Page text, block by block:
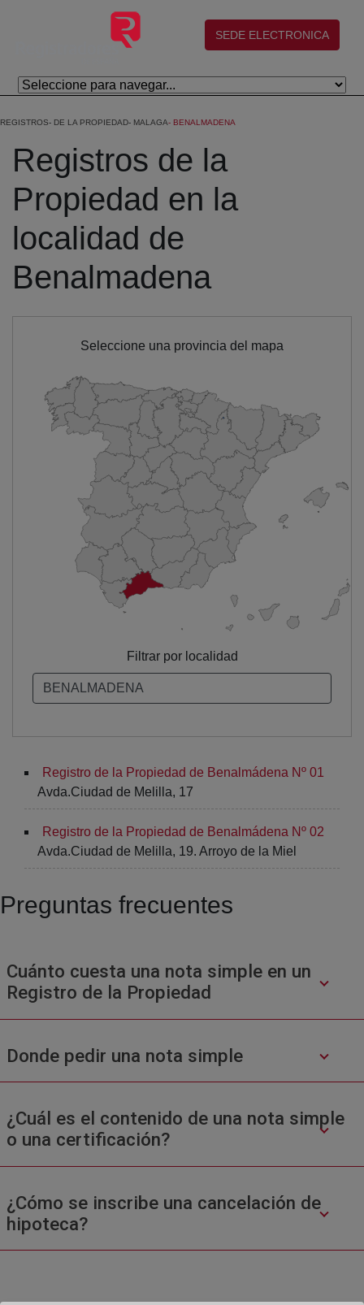
Skip to Main Content
(abre en nueva ventana)
SEDE ELECTRONICA
REGISTROS DE LA PROPIEDAD MALAGA BENALMADENA
Registros de la
Propiedad en la
localidad de
Benalmadena
Seleccione una provincia del mapa
Filtrar por localidad
Registro de la Propiedad de Benalmádena Nº 01
Avda.Ciudad de Melilla, 17
Registro de la Propiedad de Benalmádena Nº 02
Avda.Ciudad de Melilla, 19. Arroyo de la Miel
Preguntas frecuentes
Cuánto cuesta una nota simple en un
Registro de la Propiedad
Donde pedir una nota simple
¿Cuál es el contenido de una nota simple
o una certificación?
¿Cómo se inscribe una cancelación de
hipoteca?